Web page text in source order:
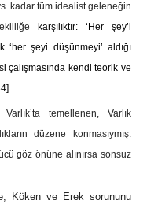
kadar tüm idealist geleneğin
karşılıktır: ‘Her şey’i
şeyi düşünmeyi’ aldığı
kendi teorik ve
temellenen, Varlık
düzene konmasıymış.
göz önüne alınırsa sonsuz
Köken ve Erek sorununu